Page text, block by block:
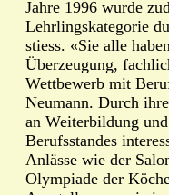
Jahre 1996 wurde
Lehrlingskategorie
stiess. «Sie alle
Überzeugung,
Wettbewerb mit
Neumann. Durch
an Weiterbildung
Berufsstandes
Anlässe wie der
Olympiade der